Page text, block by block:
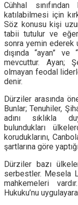
Cühhal
katılabilmesi için
Söz konusu kişi
tabii tutulur ve
sonra yemin ederek
dışında “ayan”
mevcuttur. Ayan;
olmayan feodal
denir.
Dürziler arasında
Bunlar; Tenuhiler,
adını sıklıkla
bulundukları
koruduklarını,
şartlarına göre
Dürziler bazı
serbestler. Mesela
mahkemeleri
Hukuku’nu